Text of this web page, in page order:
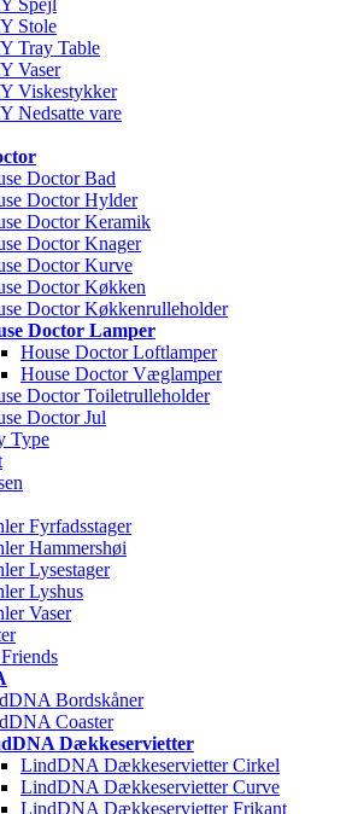
Spejl
Stole
Tray Table
Vaser
Viskestykker
Nedsatte vare
Doctor Bad
Doctor Hylder
Doctor Keramik
Doctor Knager
Doctor Kurve
Doctor Køkken
Doctor Køkkenrulleholder
Doctor Lamper
House Doctor Loftlamper
House Doctor Væglamper
Doctor Toiletrulleholder
Doctor Jul
Type
Fyrfadsstager
Hammershøi
Lysestager
Lyshus
Vaser
Bordskåner
Coaster
Dækkeservietter
LindDNA Dækkeservietter Cirkel
LindDNA Dækkeservietter Curve
LindDNA Dækkeservietter Frikant